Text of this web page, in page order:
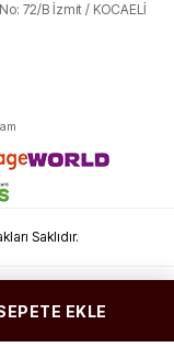
72/B İzmit / KOCAELİ
Saklıdır.
EKLE